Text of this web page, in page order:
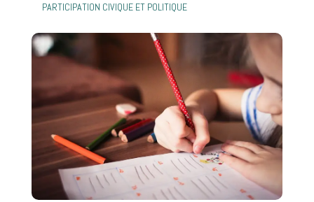
PARTICIPATION CIVIQUE ET POLITIQUE